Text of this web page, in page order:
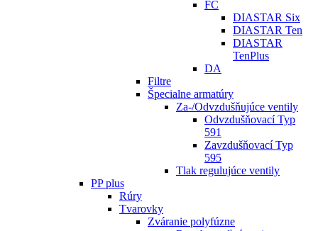
FC
DIASTAR Six
DIASTAR Ten
DIASTAR
TenPlus
DA
Filtre
Špecialne armatúry
Za-/Odvzdušňujúce ventily
Odvzdušňovací Typ
591
Zavzdušňovací Typ
595
Tlak regulujúce ventily
PP plus
Rúry
Tvarovky
Zváranie polyfúzne